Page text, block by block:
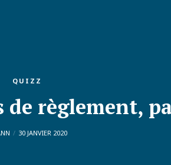
QUIZZ
de règlement,
30 JANVIER 2020